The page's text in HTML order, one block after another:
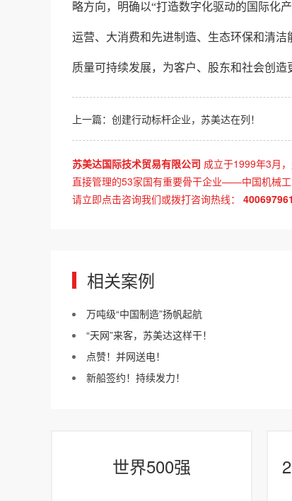
略方向，明确以“打造数字化驱动的国际化
运营、大消费和先进制造、生态环保和清
质量可持续发展，为客户、股东和社会创造
上一篇： 创建行动标杆企业，苏美达在列！
苏美达国际技术贸易有限公司 成立于1999年3月
直接管理的53家国有重要骨干企业——中国机械
请立即点击咨询我们或拨打咨询热线：
相关案例
万吨级“中国制造”扬帆起航
“天网”来客，苏美达这样干！
点赞！并网送电！
新船签约！持续发力！
世界500强